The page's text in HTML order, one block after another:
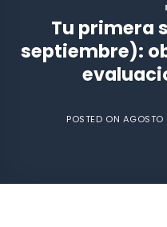
Tu primera
septiembre):
POSTED ON